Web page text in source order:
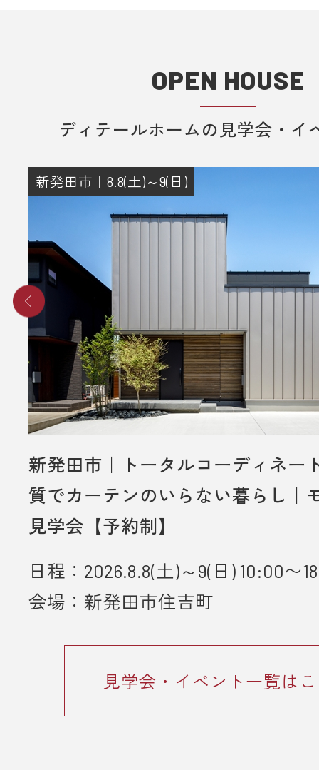
OPEN HOUSE
ディテールホームの見学会・イ
新発田市｜8.8(土)～9(日)
新発田市｜トータルコーディネー
質でカーテンのいらない暮らし｜
見学会【予約制】
日程：2026.8.8(土)～9(日) 10:00〜
会場：新発田市住吉町
見学会・イベント一覧は